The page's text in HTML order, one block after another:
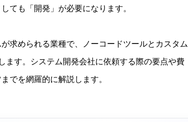
ても「開発」が必要になります。
求められる業種で、ノーコードツールとカスタム
ます。システム開発会社に依頼する際の要点や費
でを網羅的に解説します。